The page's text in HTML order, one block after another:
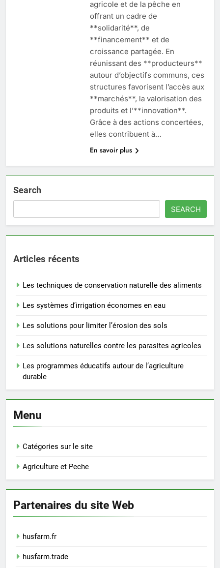
agricole et de la pêche en
offrant un cadre de
**solidarité**, de
**financement** et de
croissance partagée. En
réunissant des **producteurs**
autour d’objectifs communs, ces
structures favorisent l’accès aux
**marchés**, la valorisation des
produits et l’**innovation**.
Grâce à des actions concertées,
elles contribuent à…
En savoir plus
Search
SEARCH
Articles récents
Les techniques de conservation naturelle des aliments
Les systèmes d’irrigation économes en eau
Les solutions pour limiter l’érosion des sols
Les solutions naturelles contre les parasites agricoles
Les programmes éducatifs autour de l’agriculture
durable
Menu
Catégories sur le site
Agriculture et Peche
Partenaires du site Web
husfarm.fr
husfarm.trade